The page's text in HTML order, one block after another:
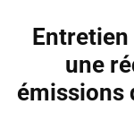
Entretien
une
émissions